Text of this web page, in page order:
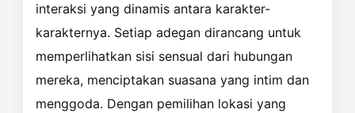
interaksi yang dinamis antara karakter-
karakternya. Setiap adegan dirancang untuk
memperlihatkan sisi sensual dari hubungan
mereka, menciptakan suasana yang intim dan
menggoda. Dengan pemilihan lokasi yang